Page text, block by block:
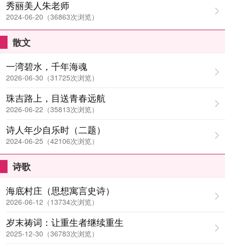
秀丽美人朱老师
2024-06-20（36863次浏览）
散文
一湾碧水，千年海魂
2026-06-30（31725次浏览）
珠吉路上，目送青春远航
2026-06-22（35813次浏览）
诗人年少自乐时（二题）
2024-06-25（42106次浏览）
诗歌
海底村庄（思想寓言史诗）
2026-06-12（13734次浏览）
岁末祷词：让重生者继续重生
2025-12-30（36783次浏览）